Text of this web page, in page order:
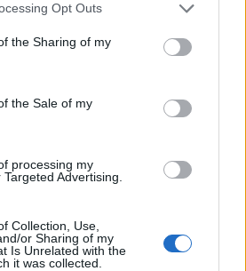
Opt Outs
the Sharing of my
the Sale of my
processing my
Advertising.
Collection, Use,
or Sharing of my
Is Unrelated with the
it was collected.
Per ora i Reds continuano a fare
dei nerazzurri è concreto e il futuro
resta uno dei temi più caldi del